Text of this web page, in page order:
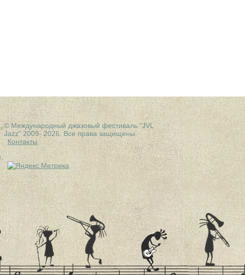
© Международный джазовый фестиваль "JVL
Jazz" 2009- 2026. Все права защищены.
Контакты